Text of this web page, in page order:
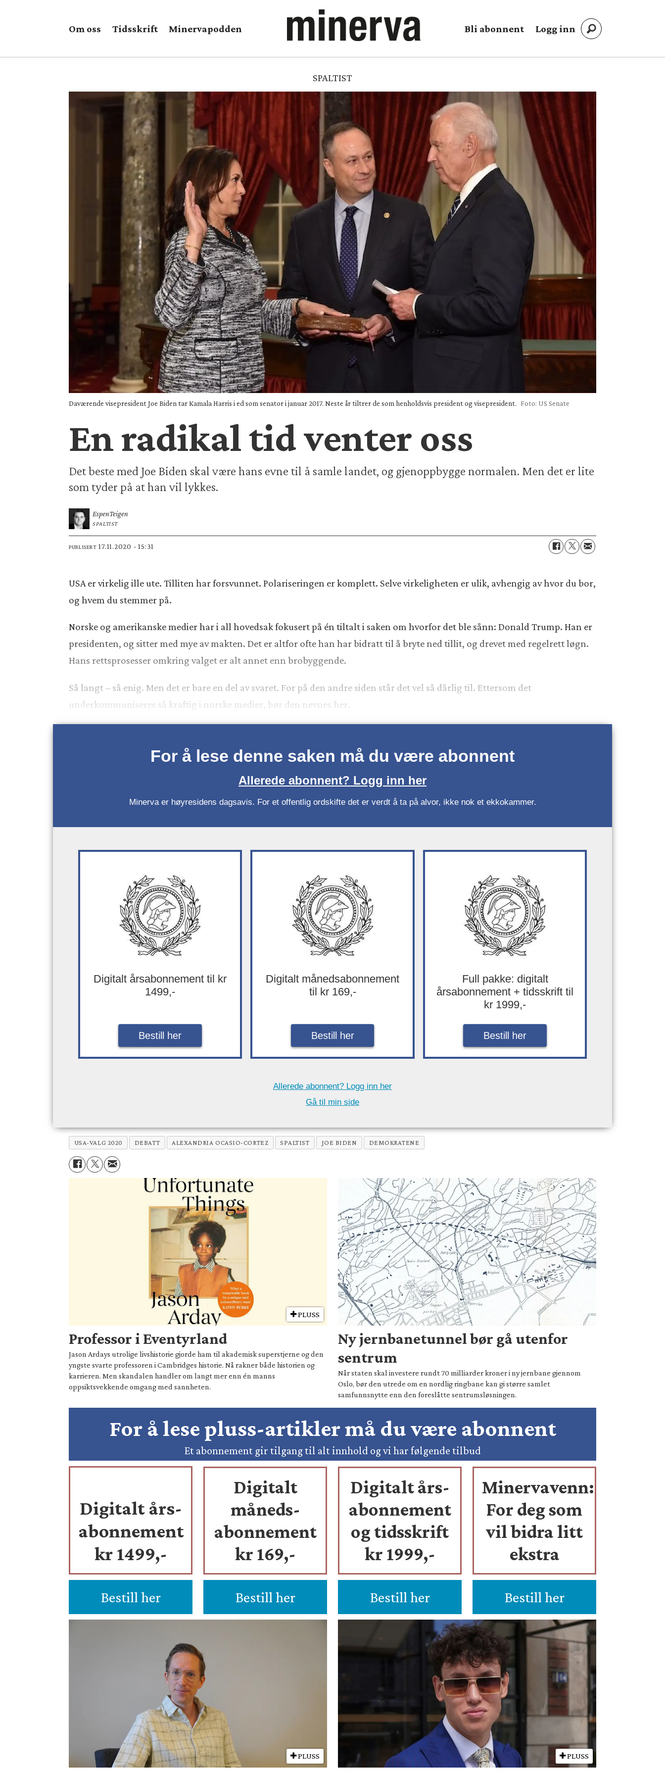
Om oss Tidsskrift Minervapodden Bli abonnent Logg inn
SPALTIST
Daværende visepresident Joe Biden tar Kamala Harris i ed som senator i januar 2017. Neste år tiltrer de som henholdsvis president og visepresident. Foto: US Senate
En radikal tid venter oss
Det beste med Joe Biden skal være hans evne til å samle landet, og gjenoppbygge normalen. Men det er lite
som tyder på at han vil lykkes.
EspenTeigen
SPALTIST
PUBLISERT 17.11.2020 - 15:31
USA er virkelig ille ute. Tilliten har forsvunnet. Polariseringen er komplett. Selve virkeligheten er ulik, avhengig av hvor du bor,
og hvem du stemmer på.
Norske og amerikanske medier har i all hovedsak fokusert på én tiltalt i saken om hvorfor det ble sånn: Donald Trump. Han er
presidenten, og sitter med mye av makten. Det er altfor ofte han har bidratt til å bryte ned tillit, og drevet med regelrett løgn.
Hans rettsprosesser omkring valget er alt annet enn brobyggende.
Så langt – så enig. Men det er bare en del av svaret. For på den andre siden står det vel så dårlig til. Ettersom det
underkommuniseres så kraftig i norske medier, bør den nevnes her.
For å lese denne saken må du være abonnent
Allerede abonnent? Logg inn her
Minerva er høyresidens dagsavis. For et offentlig ordskifte det er verdt å ta på alvor, ikke nok et ekkokammer.
Digitalt årsabonnement til kr
1499,-
Bestill her
Digitalt månedsabonnement
til kr 169,-
Bestill her
Full pakke: digitalt
årsabonnement + tidsskrift til
kr 1999,-
Bestill her
Allerede abonnent? Logg inn her
Gå til min side
USA-VALG 2020 DEBATT ALEXANDRIA OCASIO-CORTEZ SPALTIST JOE BIDEN DEMOKRATENE
PLUSS
Professor i Eventyrland
Jason Ardays utrolige livshistorie gjorde ham til akademisk superstjerne og den
yngste svarte professoren i Cambridges historie. Nå rakner både historien og
karrieren. Men skandalen handler om langt mer enn én manns
oppsiktsvekkende omgang med sannheten.
Ny jernbanetunnel bør gå utenfor
sentrum
Når staten skal investere rundt 70 milliarder kroner i ny jernbane gjennom
Oslo, bør den utrede om en nordlig ringbane kan gi større samlet
samfunnsnytte enn den foreslåtte sentrumsløsningen.
For å lese pluss-artikler må du være abonnent
Et abonnement gir tilgang til alt innhold og vi har følgende tilbud
Digitalt års-
abonnement
kr 1499,-
Bestill her
Digitalt
måneds-
abonnement
kr 169,-
Bestill her
Digitalt års-
abonnement
og tidsskrift
kr 1999,-
Bestill her
Minervavenn:
For deg som
vil bidra litt
ekstra
Bestill her
PLUSS PLUSS